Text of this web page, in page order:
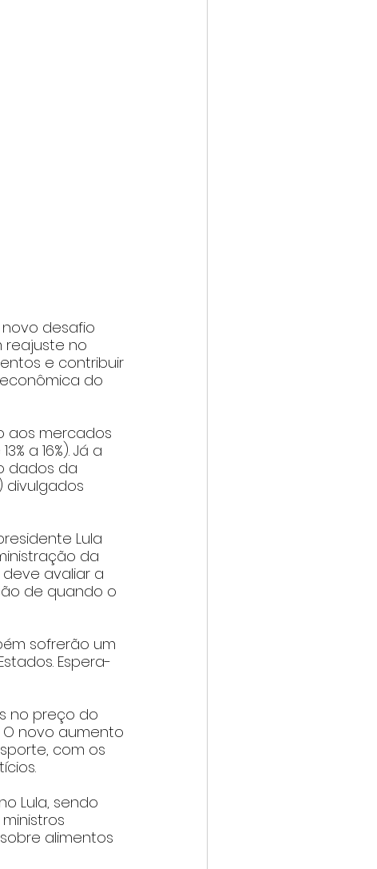
novo desafio
reajuste no
e contribuir
do
aos mercados
a 16%). Já a
dados da
divulgados
Lula
da
avaliar a
de quando o
sofrerão um
Espera-
no preço do
novo aumento
com os
Lula, sendo
alimentos